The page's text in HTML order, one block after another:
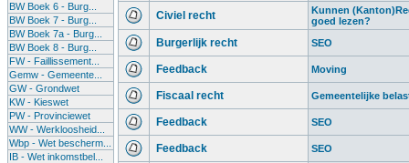
BW Boek 6 - Burg...
BW Boek 7 - Burg...
BW Boek 7a - Burg...
BW Boek 8 - Burg...
FW - Faillissement...
Gemw - Gemeente...
GW - Grondwet
KW - Kieswet
PW - Provinciewet
WW - Werkloosheid...
Wbp - Wet bescherm...
IB - Wet inkomstbel...
Civiel recht
Kunnen
goed lezen?
Burgerlijk recht SEO
Feedback Moving
Fiscaal recht Gemeentelijke
Feedback SEO
Feedback SEO